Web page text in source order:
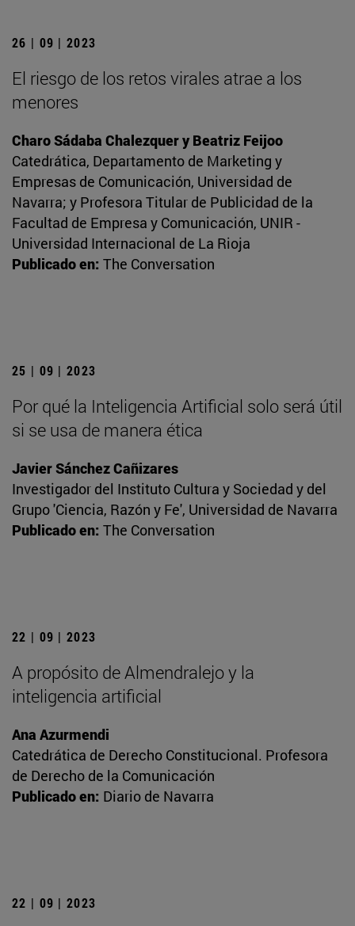
26 | 09 | 2023
El riesgo de los retos virales atrae a los
menores
Charo Sádaba Chalezquer y Beatriz Feijoo
Catedrática, Departamento de Marketing y
Empresas de Comunicación, Universidad de
Navarra; y Profesora Titular de Publicidad de la
Facultad de Empresa y Comunicación, UNIR -
Universidad Internacional de La Rioja
Publicado en: The Conversation
25 | 09 | 2023
Por qué la Inteligencia Artificial solo será útil
si se usa de manera ética
Javier Sánchez Cañizares
Investigador del Instituto Cultura y Sociedad y del
Grupo 'Ciencia, Razón y Fe', Universidad de Navarra
Publicado en: The Conversation
22 | 09 | 2023
A propósito de Almendralejo y la
inteligencia artificial
Ana Azurmendi
Catedrática de Derecho Constitucional. Profesora
de Derecho de la Comunicación
Publicado en: Diario de Navarra
22 | 09 | 2023